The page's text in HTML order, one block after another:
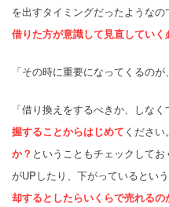
を出すタイミングだったような
借りた方が意識して見直してい
「その時に重要になってくるのが、
「借り換えをするべきか、しな
握することからはじめて ください
か？ ということもチェックして
がUPしたり、下がっているという
却するとしたらいくらで売れる